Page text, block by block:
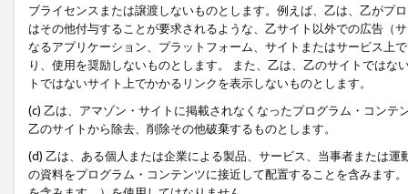
ブライセンスまたは譲渡しないものとします。例えば、乙は、乙がプ
はその他付与することが要求されるような、乙サイト以外での広告（
なるアプリケーション、プラットフォーム、サイトまたはサービス上
り、使用を奨励しないものとします。 また、乙は、乙のサイトでは
トではないサイト上でかかるリンクを表示しないものとします。
(c) 乙は、アマゾン・サイトに掲載されなくなったプログラム・コン
乙のサイトから除去、削除その他破棄するものとします。
(d) 乙は、ある個人または企業による製品、サービス、当事者または
の資料をプログラム・コンテンツに接近して配置することを含みます